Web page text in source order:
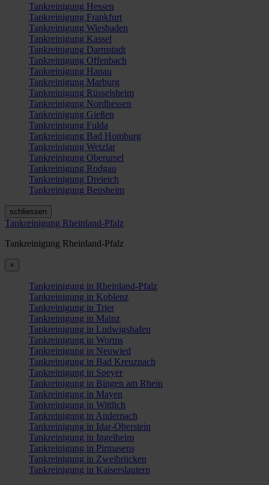
Tankreinigung Hessen
Tankreinigung Frankfurt
Tankreinigung Wiesbaden
Tankreinigung Kassel
Tankreinigung Darmstadt
Tankreinigung Offenbach
Tankreinigung Hanau
Tankreinigung Marburg
Tankreinigung Rüsselsheim
Tankreinigung Nordhessen
Tankreinigung Gießen
Tankreinigung Fulda
Tankreinigung Bad Homburg
Tankreinigung Wetzlar
Tankreinigung Oberursel
Tankreinigung Rodgau
Tankreinigung Dreieich
Tankreinigung Bensheim
schliessen
Tankreinigung Rheinland-Pfalz
Tankreinigung Rheinland-Pfalz
×
Tankreinigung in Rheinland-Pfalz
Tankreinigung in Koblenz
Tankreinigung in Trier
Tankreinigung in Mainz
Tankreinigung in Ludwigshafen
Tankreinigung in Worms
Tankreinigung in Neuwied
Tankreinigung in Bad Kreuznach
Tankreinigung in Speyer
Tankreinigung in Bingen am Rhein
Tankreinigung in Mayen
Tankreinigung in Wittlich
Tankreinigung in Andernach
Tankreinigung in Idar-Oberstein
Tankreinigung in Ingelheim
Tankreinigung in Pirmasens
Tankreinigung in Zweibrücken
Tankreinigung in Kaiserslautern